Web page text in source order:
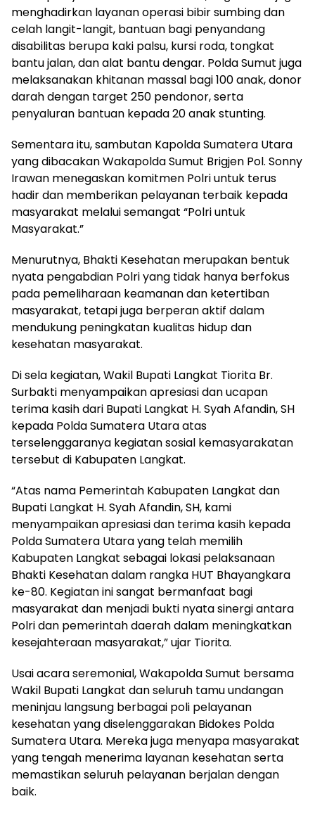
menghadirkan layanan operasi bibir sumbing dan
celah langit-langit, bantuan bagi penyandang
disabilitas berupa kaki palsu, kursi roda, tongkat
bantu jalan, dan alat bantu dengar. Polda Sumut juga
melaksanakan khitanan massal bagi 100 anak, donor
darah dengan target 250 pendonor, serta
penyaluran bantuan kepada 20 anak stunting.
Sementara itu, sambutan Kapolda Sumatera Utara
yang dibacakan Wakapolda Sumut Brigjen Pol. Sonny
Irawan menegaskan komitmen Polri untuk terus
hadir dan memberikan pelayanan terbaik kepada
masyarakat melalui semangat “Polri untuk
Masyarakat.”
Menurutnya, Bhakti Kesehatan merupakan bentuk
nyata pengabdian Polri yang tidak hanya berfokus
pada pemeliharaan keamanan dan ketertiban
masyarakat, tetapi juga berperan aktif dalam
mendukung peningkatan kualitas hidup dan
kesehatan masyarakat.
Di sela kegiatan, Wakil Bupati Langkat Tiorita Br.
Surbakti menyampaikan apresiasi dan ucapan
terima kasih dari Bupati Langkat H. Syah Afandin, SH
kepada Polda Sumatera Utara atas
terselenggaranya kegiatan sosial kemasyarakatan
tersebut di Kabupaten Langkat.
“Atas nama Pemerintah Kabupaten Langkat dan
Bupati Langkat H. Syah Afandin, SH, kami
menyampaikan apresiasi dan terima kasih kepada
Polda Sumatera Utara yang telah memilih
Kabupaten Langkat sebagai lokasi pelaksanaan
Bhakti Kesehatan dalam rangka HUT Bhayangkara
ke-80. Kegiatan ini sangat bermanfaat bagi
masyarakat dan menjadi bukti nyata sinergi antara
Polri dan pemerintah daerah dalam meningkatkan
kesejahteraan masyarakat,” ujar Tiorita.
Usai acara seremonial, Wakapolda Sumut bersama
Wakil Bupati Langkat dan seluruh tamu undangan
meninjau langsung berbagai poli pelayanan
kesehatan yang diselenggarakan Bidokes Polda
Sumatera Utara. Mereka juga menyapa masyarakat
yang tengah menerima layanan kesehatan serta
memastikan seluruh pelayanan berjalan dengan
baik.